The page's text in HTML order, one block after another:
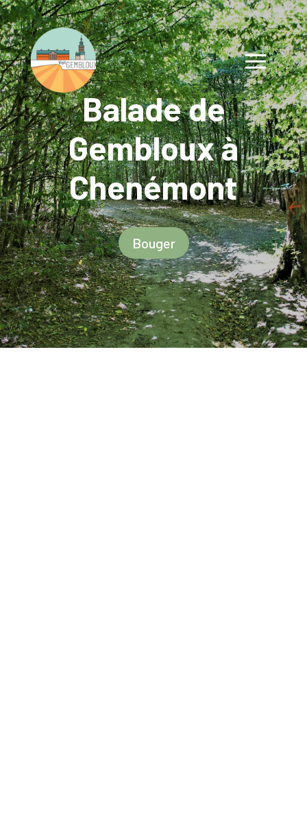
Balade de
Gembloux à
Chenémont
Bouger